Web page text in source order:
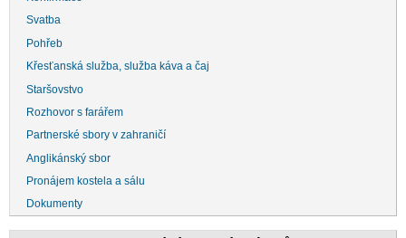
Svatba
Pohřeb
Křesťanská služba, služba káva a čaj
Staršovstvo
Rozhovor s farářem
Partnerské sbory v zahraničí
Anglikánský sbor
Pronájem kostela a sálu
Dokumenty